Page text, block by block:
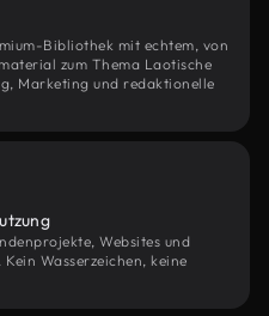
Bibliothek mit echtem, von
zum Thema Laotische
Marketing und redaktionelle
Websites und
Wasserzeichen, keine